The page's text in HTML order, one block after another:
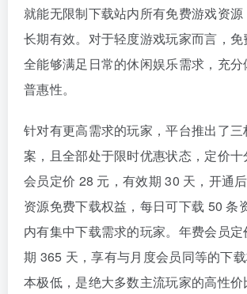
就能无限制下载站内所有免费游戏资
长期有效。对于轻度游戏玩家而言，
全能够满足日常的休闲娱乐需求，充
普惠性。
针对有更高需求的玩家，平台推出了
案，且全部处于限时优惠状态，定价
会员定价 28 元，有效期 30 天，开通
资源免费下载权益，每日可下载 50 条
内有集中下载需求的玩家。年费会员
期 365 天，享有与月度会员同等的下
本极低，是绝大多数主流玩家的高性